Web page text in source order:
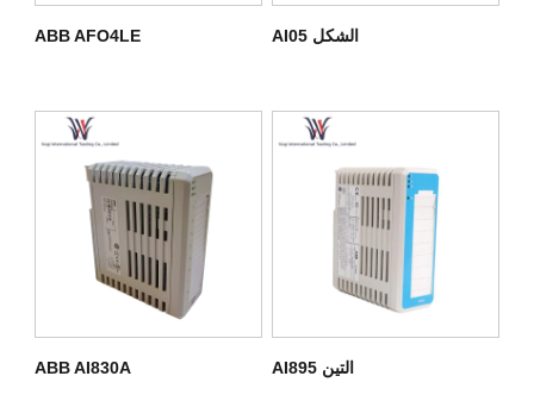
ABB AFO4LE الشكل AI05
ABB AI830A التين AI895